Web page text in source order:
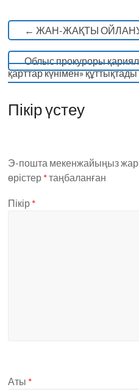
← ЖАН-ЖАҚТЫ
Облыс прокуроры
қарттар күнімен» құттықтады
Пікір үстеу
Э-пошта мекенжайыңыз
өрістер *таңбаланған
Пікір *
Аты *